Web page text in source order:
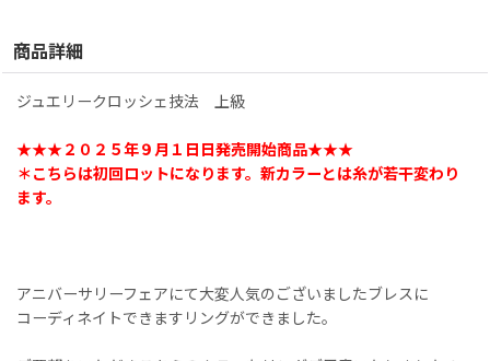
商品詳細
ジュエリークロッシェ技法 上級
★★★２０２５年９月１日日発売開始商品★★★
＊こちらは初回ロットになります。新カラーとは糸が若干変わり
ます。
アニバーサリーフェアにて大変人気のございましたブレスに
コーディネイトできますリングができました。